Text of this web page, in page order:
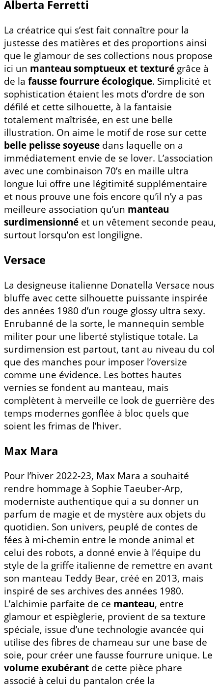
Alberta Ferretti
La créatrice qui s’est fait connaître pour la
justesse des matières et des proportions ainsi
que le glamour de ses collections nous propose
ici un manteau somptueux et texturé grâce à
de la fausse fourrure écologique. Simplicité et
sophistication étaient les mots d’ordre de son
défilé et cette silhouette, à la fantaisie
totalement maîtrisée, en est une belle
illustration. On aime le motif de rose sur cette
belle pelisse soyeuse dans laquelle on a
immédiatement envie de se lover. L’association
avec une combinaison 70’s en maille ultra
longue lui offre une légitimité supplémentaire
et nous prouve une fois encore qu’il n’y a pas
meilleure association qu’un manteau
surdimensionné et un vêtement seconde peau,
surtout lorsqu’on est longiligne.
Versace
La designeuse italienne Donatella Versace nous
bluffe avec cette silhouette puissante inspirée
des années 1980 d’un rouge glossy ultra sexy.
Enrubanné de la sorte, le mannequin semble
militer pour une liberté stylistique totale. La
surdimension est partout, tant au niveau du col
que des manches pour imposer l’oversize
comme une évidence. Les bottes hautes
vernies se fondent au manteau, mais
complètent à merveille ce look de guerrière des
temps modernes gonflée à bloc quels que
soient les frimas de l’hiver.
Max Mara
Pour l’hiver 2022-23, Max Mara a souhaité
rendre hommage à Sophie Taeuber-Arp,
moderniste authentique qui a su donner un
parfum de magie et de mystère aux objets du
quotidien. Son univers, peuplé de contes de
fées à mi-chemin entre le monde animal et
celui des robots, a donné envie à l’équipe du
style de la griffe italienne de remettre en avant
son manteau Teddy Bear, créé en 2013, mais
inspiré de ses archives des années 1980.
L’alchimie parfaite de ce manteau, entre
glamour et espièglerie, provient de sa texture
spéciale, issue d’une technologie avancée qui
utilise des fibres de chameau sur une base de
soie, pour créer une fausse fourrure unique. Le
volume exubérant de cette pièce phare
associé à celui du pantalon crée la